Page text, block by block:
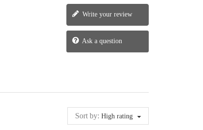
Write your review
Ask a question
Sort by: High rating